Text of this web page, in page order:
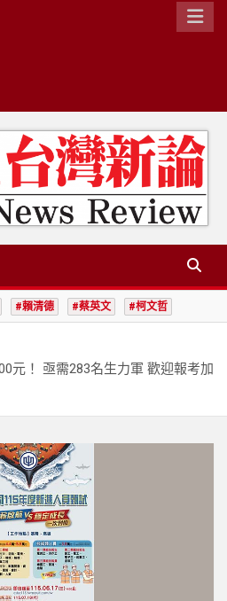
國際策略有限公司
#賴清德 #蔡英文 #柯文哲
元！ 亟需283名生力軍 歡迎報考加